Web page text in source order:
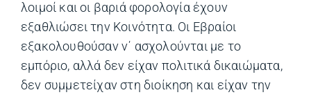
λοιμοί και οι βαριά φορολογία έχουν
εξαθλιώσει την Κοινότητα. Οι Εβραίοι
εξακολουθούσαν ν΄ ασχολούνται με το
εμπόριο, αλλά δεν είχαν πολιτικά δικαιώματα,
δεν συμμετείχαν στη διοίκηση και είχαν την